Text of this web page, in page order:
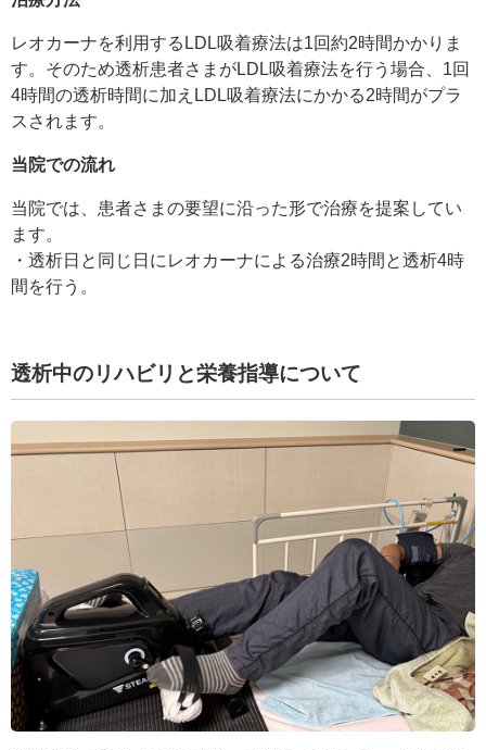
レオカーナを利用するLDL吸着療法は1回約2時間かかりま
す。そのため透析患者さまがLDL吸着療法を行う場合、1回
4時間の透析時間に加えLDL吸着療法にかかる2時間がプラ
スされます。
当院での流れ
当院では、患者さまの要望に沿った形で治療を提案してい
ます。
・透析日と同じ日にレオカーナによる治療2時間と透析4時
間を行う。
透析中のリハビリと栄養指導について